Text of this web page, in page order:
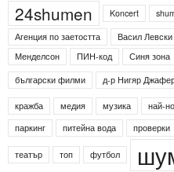
24shumen Koncert
Агенция по заетостта
Васил Левски
Менделсон
ПИН-код Синя зона
български филми
д-р Нигяр
кражба медия музика най-
паркинг питейна вода проверки
театър топ футбол